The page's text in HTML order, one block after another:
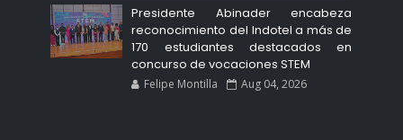
Presidente Abinader encabeza
reconocimiento del Indotel a más de
170 estudiantes destacados en
concurso de vocaciones STEM
Felipe Montilla Aug 04, 2026